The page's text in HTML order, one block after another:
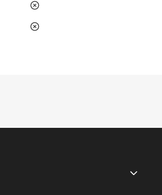
nie
nie